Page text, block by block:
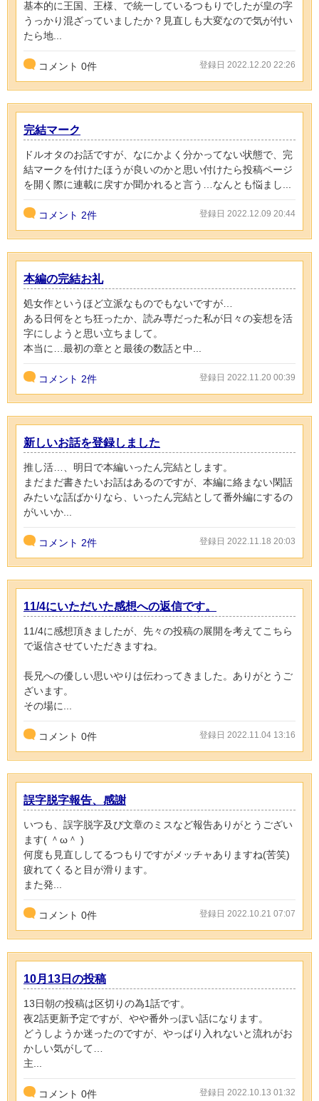
基本的に王国、王様、で統一しているつもりでしたが皇の字
うっかり混ざっていましたか？見直しも大変なので気が付い
たら地...
コメント 0件 登録日 2022.12.20 22:26
完結マーク
ドルオタのお話ですが、なにかよく分かってない状態で、完
結マークを付けたほうが良いのかと思い付けたら投稿ページ
を開く際に連載に戻すか聞かれると言う…なんとも悩まし...
コメント 2件 登録日 2022.12.09 20:44
本編の完結お礼
処女作というほど立派なものでもないですが…
ある日何をとち狂ったか、読み専だった私が日々の妄想を活
字にしようと思い立ちまして。
本当に…最初の章とと最後の数話と中...
コメント 2件 登録日 2022.11.20 00:39
新しいお話を登録しました
推し活…、明日で本編いったん完結とします。
まだまだ書きたいお話はあるのですが、本編に絡まない閑話
みたいな話ばかりなら、いったん完結として番外編にするの
がいいか...
コメント 2件 登録日 2022.11.18 20:03
11/4にいただいた感想への返信です。
11/4に感想頂きましたが、先々の投稿の展開を考えてこちら
で返信させていただきますね。
長兄への優しい思いやりは伝わってきました。ありがとうご
ざいます。
その場に...
コメント 0件 登録日 2022.11.04 13:16
誤字脱字報告、感謝
いつも、誤字脱字及び文章のミスなど報告ありがとうござい
ます( ＾ω＾ )
何度も見直ししてるつもりですがメッチャありますね(苦笑)
疲れてくると目が滑ります。
また発...
コメント 0件 登録日 2022.10.21 07:07
10月13日の投稿
13日朝の投稿は区切りの為1話です。
夜2話更新予定ですが、やや番外っぽい話になります。
どうしようか迷ったのですが、やっぱり入れないと流れがお
かしい気がして…
主...
コメント 0件 登録日 2022.10.13 01:32